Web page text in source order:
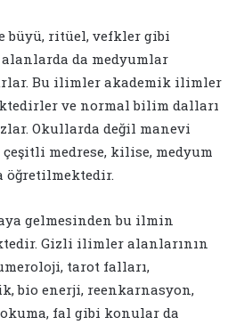
ritüel, vefkler gibi
da medyumlar
Bu ilimler akademik ilimler
ve normal bilim dalları
Okullarda değil manevi
medrese, kilise, medyum
öğretilmektedir.
gelmesinden bu ilmin
Gizli ilimler alanlarının
tarot falları,
bio enerji, reenkarnasyon,
fal gibi konular da